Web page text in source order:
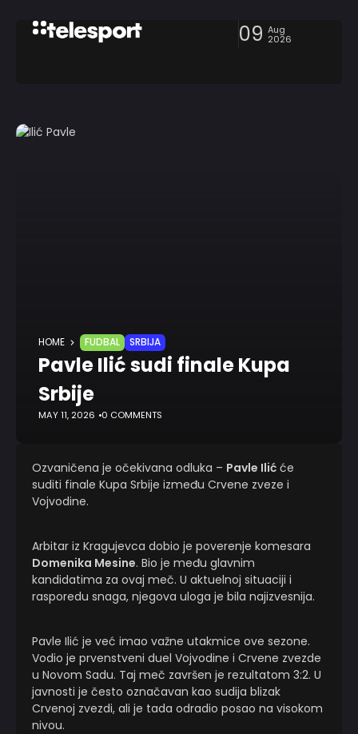
09 Aug
2026
HOME FUDBAL SRBIJA
Pavle Ilić sudi finale Kupa
Srbije
MAY 11, 2026 0 COMMENTS
Ozvaničena je očekivana odluka – Pavle Ilić će
suditi finale Kupa Srbije između Crvene zveze i
Vojvodine.
Arbitar iz Kragujevca dobio je poverenje komesara
Domenika Mesine. Bio je među glavnim
kandidatima za ovaj meč. U aktuelnoj situaciji i
rasporedu snaga, njegova uloga je bila najizvesnija.
Pavle Ilić je već imao važne utakmice ove sezone.
Vodio je prvenstveni duel Vojvodine i Crvene zvezde
u Novom Sadu. Taj meč završen je rezultatom 3:2. U
javnosti je često označavan kao sudija blizak
Crvenoj zvezdi, ali je tada odradio posao na visokom
nivou.